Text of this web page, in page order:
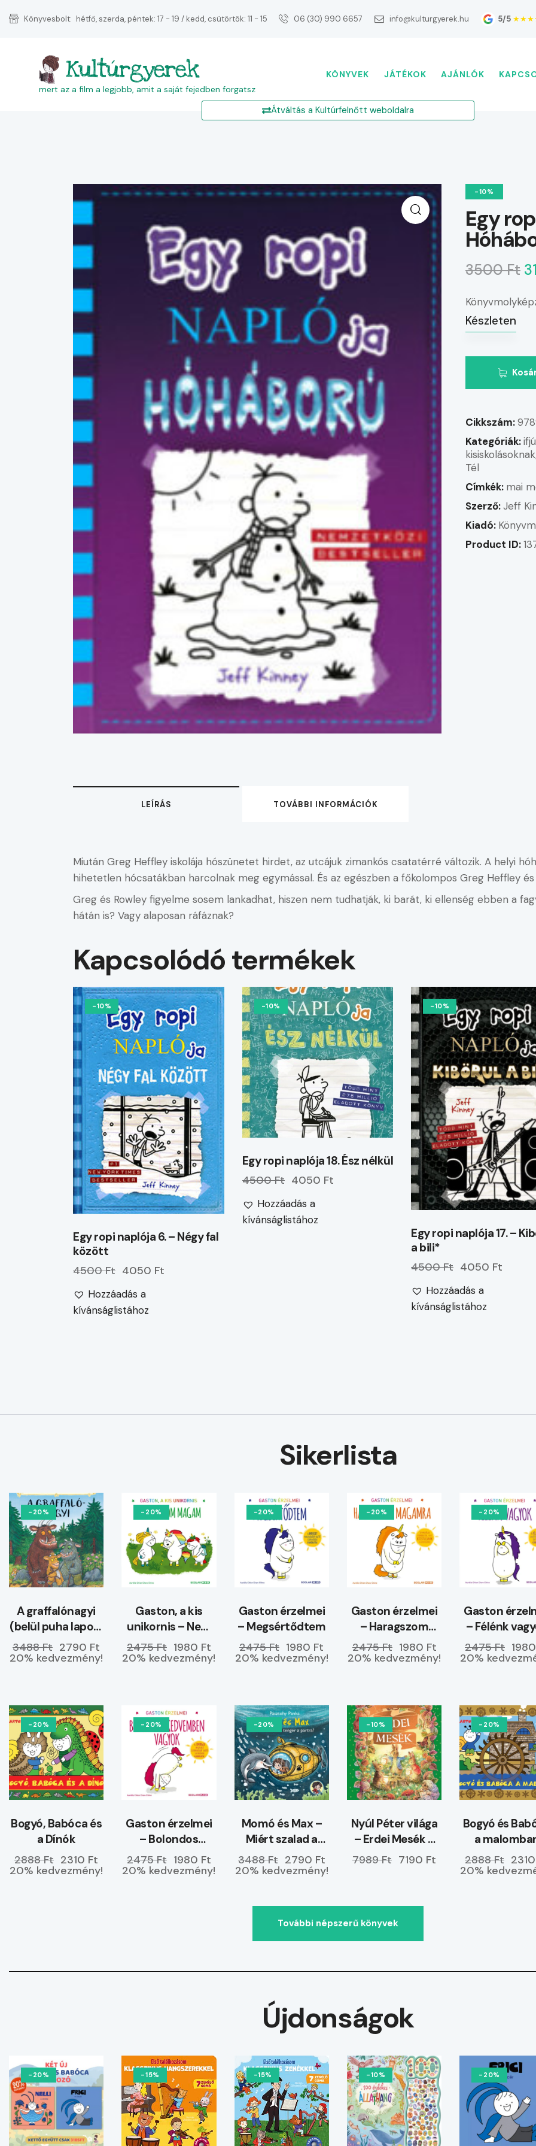
Könyvesbolt: hétfő, szerda, péntek: 17 - 19 / kedd, csütörtök: 11 - 15 06 (30) 990 6657 info@kulturgyerek.hu 5/5
Kultúrgyerek
mert az a film a legjobb, amit a saját fejedben forgatsz
KÖNYVEK JÁTÉKOK AJÁNLÓK
Átváltás a Kultúrfelnőtt weboldalra
-10%
Egy
3500 Ft
Készleten
Cikkszám:
Kategóriák:
kisiskolásoknak
Tél
Címkék: mai
Szerző:Jeff
Kiadó:
Product ID:
LEÍRÁS TOVÁBBI INFORMÁCIÓK
Miután Greg Heffley iskolája hószünetet hirdet, az utcájuk zimankós csatatérré változik. A helyi
hihetetlen hócsatákban harcolnak meg egymással. És az egészben a főkolompos Greg Heffley
Greg és Rowley figyelme sosem lankadhat, hiszen nem tudhatják, ki barát, ki ellenség ebben a
hátán is? Vagy alaposan ráfáznak?
Kapcsolódó termékek
-10%
Egy ropi naplója 6. – Négy fal
között
4500 Ft 4050 Ft
Hozzáadás a
kívánságlistához
-10%
Egy ropi naplója 18. Ész nélkül
4500 Ft 4050 Ft
Hozzáadás a
kívánságlistához
-10%
Egy ropi naplója 17. –
a bili*
4500 Ft 4050 Ft
Hozzáadás a
kívánságlistához
Sikerlista
-20%
A graffalónagyi
(belül puha lapos)
ELŐRENDELHETŐ
3488 Ft 2790 Ft
20% kedvezmény!
-20%
Gaston, a kis
unikornis – Nem
hagyom magam
2475 Ft 1980 Ft
20% kedvezmény!
-20%
Gaston érzelmei
– Megsértődtem
2475 Ft 1980 Ft
20% kedvezmény!
-20%
Gaston érzelmei
– Haragszom
magamra
2475 Ft 1980 Ft
20% kedvezmény!
-20%
Gaston
– Félénk
2475 Ft
20%
-20%
Bogyó, Babóca és
a Dínók
2888 Ft 2310 Ft
20% kedvezmény!
-20%
Gaston érzelmei
– Bolondos
kedvemben
vagyok
2475 Ft 1980 Ft
20% kedvezmény!
-20%
Momó és Max –
Miért szalad a
tenger a partra?
3488 Ft 2790 Ft
20% kedvezmény!
-10%
Nyúl Péter világa
– Erdei Mesék –
ELŐRENDELHETŐ
7989 Ft 7190 Ft
-20%
Bogyó és
a
2888 Ft
20%
További népszerű könyvek
Újdonságok
-20% -15% -15% -10% -20%